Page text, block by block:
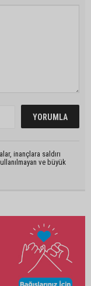
inançlara saldırı
ve büyük